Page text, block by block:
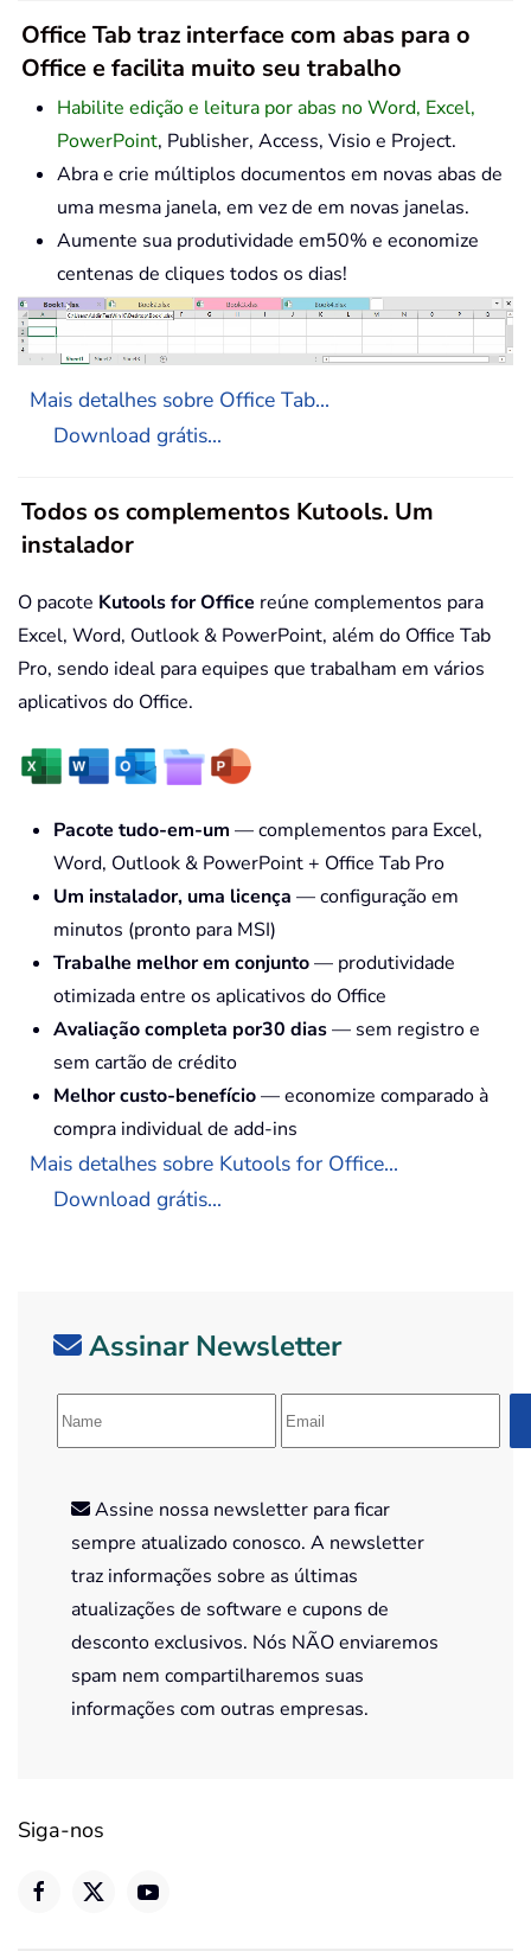
Office Tab traz interface com abas para o
Office e facilita muito seu trabalho
Habilite edição e leitura por abas no Word, Excel,
PowerPoint, Publisher, Access, Visio e Project.
Abra e crie múltiplos documentos em novas abas de
uma mesma janela, em vez de em novas janelas.
Aumente sua produtividade em50% e economize
centenas de cliques todos os dias!
Mais detalhes sobre Office Tab...
Download grátis...
Todos os complementos Kutools. Um
instalador
O pacote Kutools for Office reúne complementos para
Excel, Word, Outlook & PowerPoint, além do Office Tab
Pro, sendo ideal para equipes que trabalham em vários
aplicativos do Office.
Pacote tudo-em-um — complementos para Excel,
Word, Outlook & PowerPoint + Office Tab Pro
Um instalador, uma licença — configuração em
minutos (pronto para MSI)
Trabalhe melhor em conjunto— produtividade
otimizada entre os aplicativos do Office
Avaliação completa por30 dias— sem registro e
sem cartão de crédito
Melhor custo-benefício— economize comparado à
compra individual de add-ins
Mais detalhes sobre Kutools for Office...
Download grátis...
Assinar Newsletter
Assine nossa newsletter para ficar
sempre atualizado conosco. A newsletter
traz informações sobre as últimas
atualizações de software e cupons de
desconto exclusivos. Nós NÃO enviaremos
spam nem compartilharemos suas
informações com outras empresas.
Siga-nos